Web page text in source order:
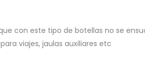
con este tipo de botellas no se
viajes, jaulas auxiliares etc